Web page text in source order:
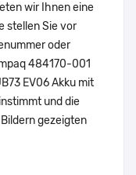
wir Ihnen eine
stellen Sie vor
oder
484170-001
EV06 Akku mit
und die
gezeigten